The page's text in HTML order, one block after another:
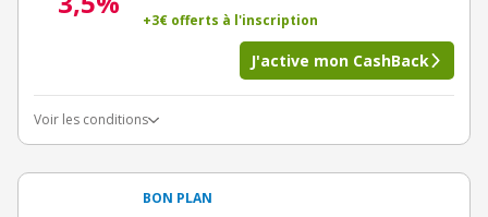
+3€ offerts à l'inscription
J'active mon CashBack
Voir les conditions
BON PLAN